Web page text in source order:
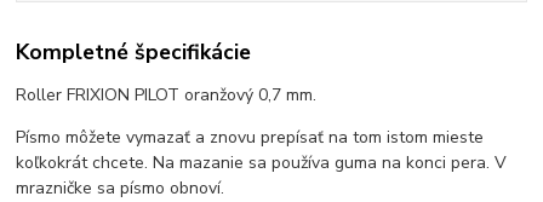
Kompletné špecifikácie
Roller FRIXION PILOT oranžový 0,7 mm.
Písmo môžete vymazať a znovu prepísať na tom istom mieste
koľkokrát chcete. Na mazanie sa používa guma na konci pera. V
mrazničke sa písmo obnoví.